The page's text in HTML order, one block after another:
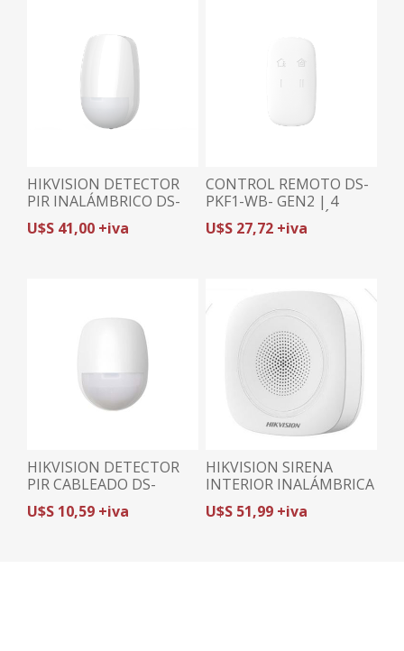
HIKVISION DETECTOR
PIR INALÁMBRICO DS-
PDP15P-EG2-WB -GEN2|
INMUNE A MASCOTAS
U$S 41,00 +iva
CONTROL REMOTO DS-
PKF1-WB- GEN2 | 4
BOTONES | BOTÓN DE
PÁNICO | COMPATIBLE
U$S 27,72 +iva
HIKVISION DETECTOR
PIR CABLEADO DS-
PDP18-EG2 | INMUNE A
MASCOTAS 10Kg | 18m /
U$S 10,59 +iva
HIKVISION SIRENA
INTERIOR INALÁMBRICA
DS-PS1-I-WB GEN2 |
HASTA 110 dB | DOBLE
U$S 51,99 +iva